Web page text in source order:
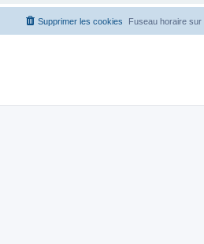
Fuseau horaire sur
Supprimer les cookies